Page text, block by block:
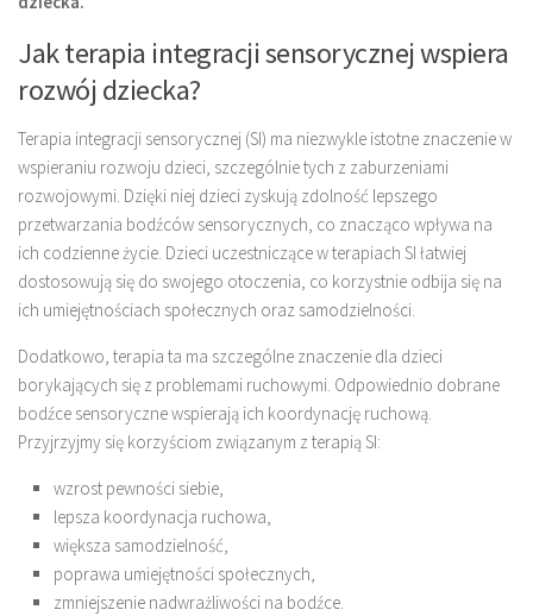
Jak terapia integracji sensorycznej wspiera
rozwój dziecka?
Terapia integracji sensorycznej (SI) ma niezwykle istotne znaczenie w
wspieraniu rozwoju dzieci, szczególnie tych z zaburzeniami
rozwojowymi. Dzięki niej dzieci zyskują zdolność lepszego
przetwarzania bodźców sensorycznych, co znacząco wpływa na
ich codzienne życie. Dzieci uczestniczące w terapiach SI łatwiej
dostosowują się do swojego otoczenia, co korzystnie odbija się na
ich umiejętnościach społecznych oraz samodzielności.
Dodatkowo, terapia ta ma szczególne znaczenie dla dzieci
borykających się z problemami ruchowymi. Odpowiednio dobrane
bodźce sensoryczne wspierają ich koordynację ruchową.
Przyjrzyjmy się korzyściom związanym z terapią SI:
wzrost pewności siebie,
lepsza koordynacja ruchowa,
większa samodzielność,
poprawa umiejętności społecznych,
zmniejszenie nadwrażliwości na bodźce.